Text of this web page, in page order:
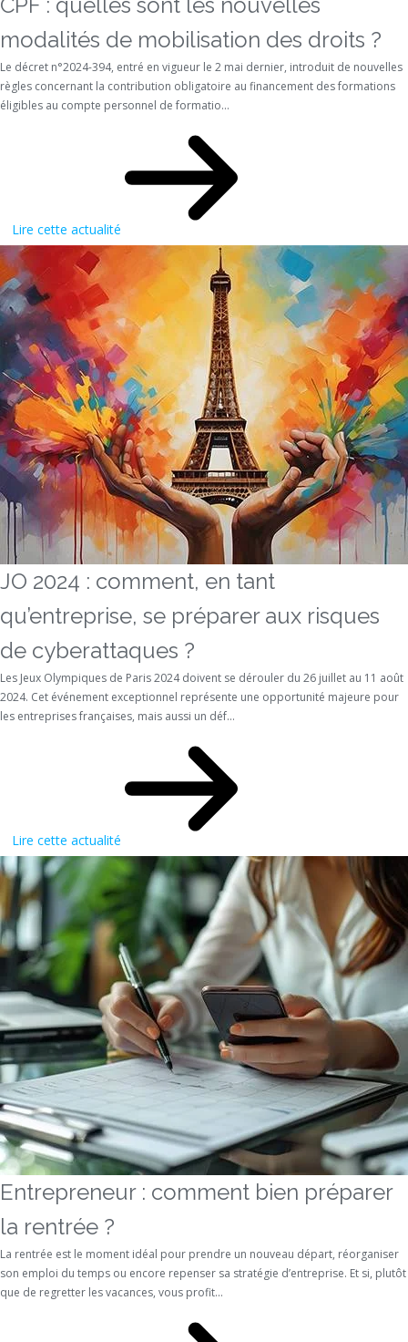
modalités de mobilisation des droits ?
Le décret n°2024-394, entré en vigueur le 2 mai dernier, introduit de nouvelles
règles concernant la contribution obligatoire au financement des formations
éligibles au compte personnel de formatio...
Lire cette actualité
JO 2024 : comment, en tant
qu’entreprise, se préparer aux risques
de cyberattaques ?
Les Jeux Olympiques de Paris 2024 doivent se dérouler du 26 juillet au 11 août
2024. Cet événement exceptionnel représente une opportunité majeure pour
les entreprises françaises, mais aussi un déf...
Lire cette actualité
Entrepreneur : comment bien préparer
la rentrée ?
La rentrée est le moment idéal pour prendre un nouveau départ, réorganiser
son emploi du temps ou encore repenser sa stratégie d’entreprise. Et si, plutôt
que de regretter les vacances, vous profit...